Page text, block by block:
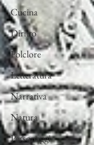
Cucina
Diritto
Folclore
Letteratura
Narrativa
Natura
Personaggi